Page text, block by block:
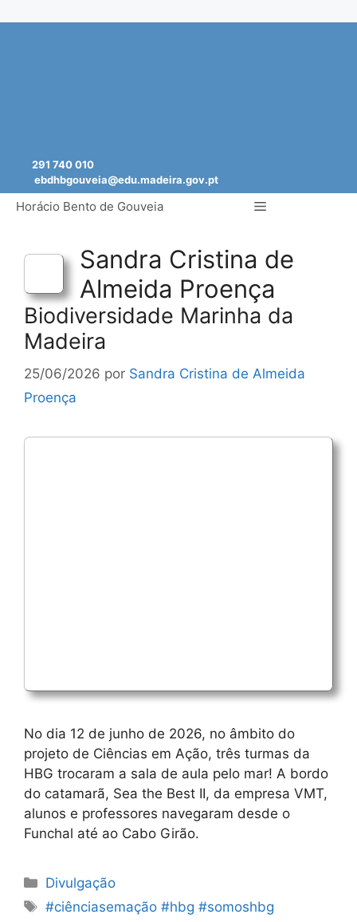
291 740 010
ebdhbgouveia@edu.madeira.gov.pt
Horácio Bento de Gouveia Menu
Sandra Cristina de
Almeida Proença
Biodiversidade Marinha da
Madeira
25/06/2026 por Sandra Cristina de Almeida
Proença
No dia 12 de junho de 2026, no âmbito do
projeto de Ciências em Ação, três turmas da
HBG trocaram a sala de aula pelo mar! A bordo
do catamarã, Sea the Best II, da empresa VMT,
alunos e professores navegaram desde o
Funchal até ao Cabo Girão.
Categorias
Divulgação
Etiquetas
#ciênciasemação #hbg #somoshbg